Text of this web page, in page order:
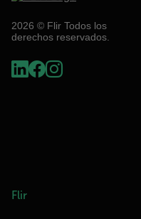
2026 © Flir Todos los
derechos reservados.
Flir